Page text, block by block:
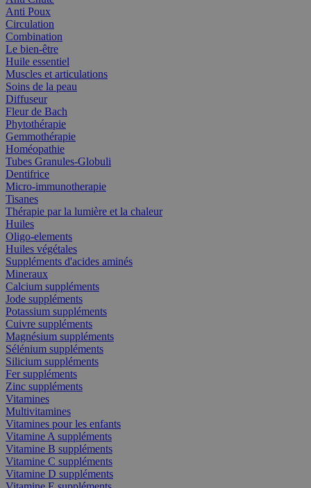
Anti Poux
Circulation
Combination
Le bien-être
Huile essentiel
Muscles et articulations
Soins de la peau
Diffuseur
Fleur de Bach
Phytothérapie
Gemmothérapie
Homéopathie
Tubes Granules-Globuli
Dentifrice
Micro-immunotherapie
Tisanes
Thérapie par la lumière et la chaleur
Huiles
Oligo-elements
Huiles végétales
Suppléments d'acides aminés
Mineraux
Calcium suppléments
Jode suppléments
Potassium suppléments
Cuivre suppléments
Magnésium suppléments
Sélénium suppléments
Silicium suppléments
Fer suppléments
Zinc suppléments
Vitamines
Multivitamines
Vitamines pour les enfants
Vitamine A suppléments
Vitamine B suppléments
Vitamine C suppléments
Vitamine D suppléments